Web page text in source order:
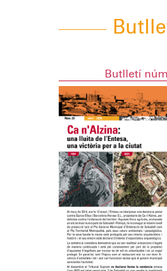
Butlletí